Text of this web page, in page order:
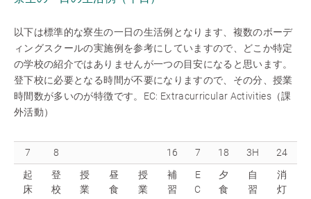
以下は標準的な寮生の一日の生活例となります、複数のボーデ
ィングスクールの実施例を参考にしていますので、どこか特定
の学校の紹介ではありませんが一つの目安になると思います。
登下校に必要となる時間が不要になりますので、その分、授業
時間数が多いのが特徴です。EC: Extracurricular Activities（課
外活動）
7 8 16 7 18 3H
24
起
床
登
校
授
業
昼
食
授
業
補
習
E
C
夕
食
自
習
消
灯